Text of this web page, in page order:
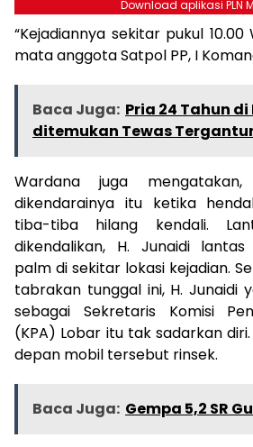
Download aplikasi PLN
“Kejadiannya sekitar pukul 10.00
mata anggota Satpol PP, I
Baca Juga: Pria 24 Tahun
ditemukan Tewas
Wardana juga
dikendarainya itu ketika
tiba-tiba hilang kendali.
dikendalikan, H. Junaidi
palm di sekitar lokasi kejadian.
tabrakan tunggal ini, H. Junaidi
sebagai Sekretaris Komisi
(KPA) Lobar itu tak sadarkan
depan mobil tersebut rinsek.
Baca Juga: Gempa 5,2 SR